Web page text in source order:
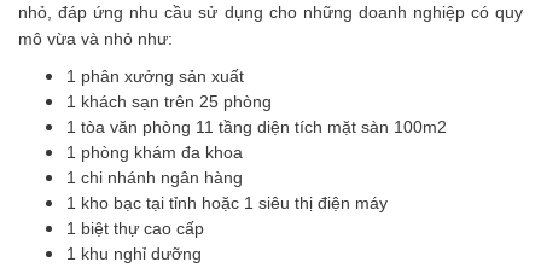
nhỏ, đáp ứng nhu cầu sử dụng cho những doanh nghiệp có quy
mô vừa và nhỏ như:
1 phân xưởng sản xuất
1 khách sạn trên 25 phòng
1 tòa văn phòng 11 tầng diện tích mặt sàn 100m2
1 phòng khám đa khoa
1 chi nhánh ngân hàng
1 kho bạc tại tỉnh hoặc 1 siêu thị điện máy
1 biệt thự cao cấp
1 khu nghỉ dưỡng